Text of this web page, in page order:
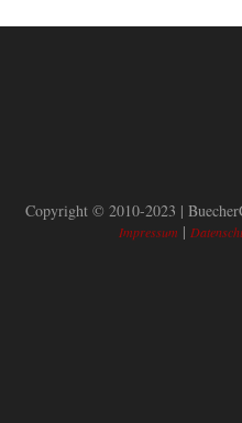
Copyright © 2010-2023 |
Impressum |